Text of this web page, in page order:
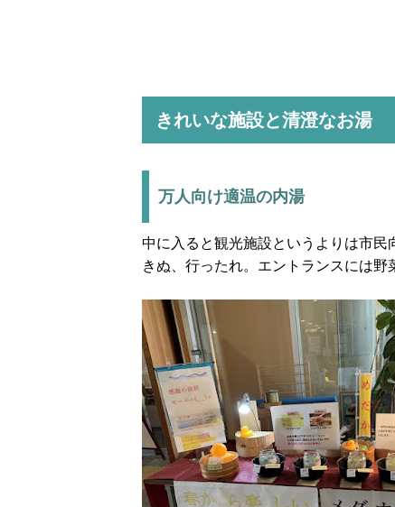
きれいな施設と清澄なお湯
万人向け適温の内湯
中に入ると観光施設というよりは市
きぬ、行ったれ。エントランスには野